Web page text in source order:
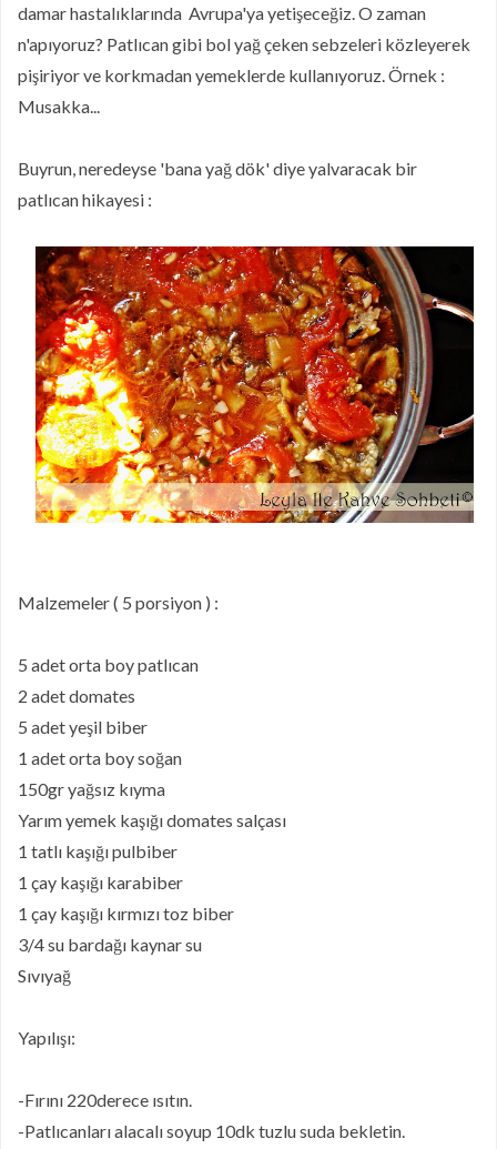
damar hastalıklarında Avrupa'ya yetişeceğiz. O zaman
n'apıyoruz? Patlıcan gibi bol yağ çeken sebzeleri közleyerek
pişiriyor ve korkmadan yemeklerde kullanıyoruz. Örnek :
Musakka...
Buyrun, neredeyse 'bana yağ dök' diye yalvaracak bir
patlıcan hikayesi :
Malzemeler ( 5 porsiyon ) :
5 adet orta boy patlıcan
2 adet domates
5 adet yeşil biber
1 adet orta boy soğan
150gr yağsız kıyma
Yarım yemek kaşığı domates salçası
1 tatlı kaşığı pulbiber
1 çay kaşığı karabiber
1 çay kaşığı kırmızı toz biber
3/4 su bardağı kaynar su
Sıvıyağ
Yapılışı:
-Fırını 220derece ısıtın.
-Patlıcanları alacalı soyup 10dk tuzlu suda bekletin.